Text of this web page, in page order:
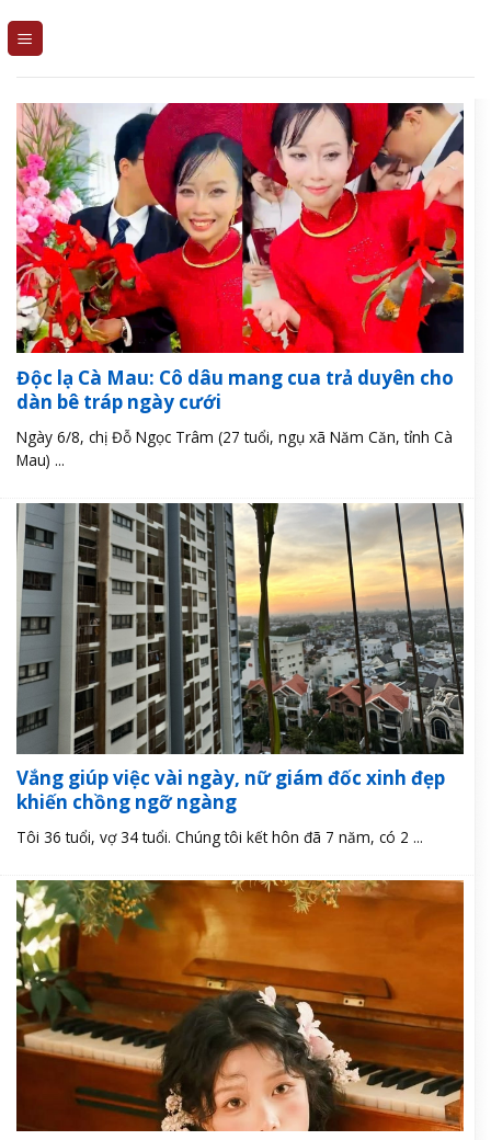
Độc lạ Cà Mau: Cô dâu mang cua trả duyên cho
dàn bê tráp ngày cưới
Ngày 6/8, chị Đỗ Ngọc Trâm (27 tuổi, ngụ xã Năm Căn, tỉnh Cà
Mau) ...
Vắng giúp việc vài ngày, nữ giám đốc xinh đẹp
khiến chồng ngỡ ngàng
Tôi 36 tuổi, vợ 34 tuổi. Chúng tôi kết hôn đã 7 năm, có 2 ...